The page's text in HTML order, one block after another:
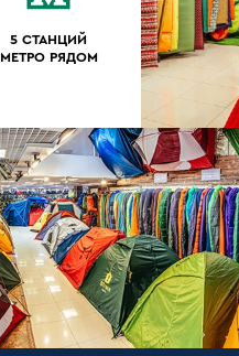
5 СТАНЦИЙ
МЕТРО РЯДОМ